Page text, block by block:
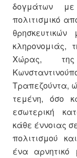
δογμάτων
πολιτισμικό
θρησκευτικών
κληρονομιάς,
Χώρας, της
Τραπεζούντα,
τεμένη, όσο
εσωτερική
κάθε έννοιας
πολιτισμού
ένα αρνητικό